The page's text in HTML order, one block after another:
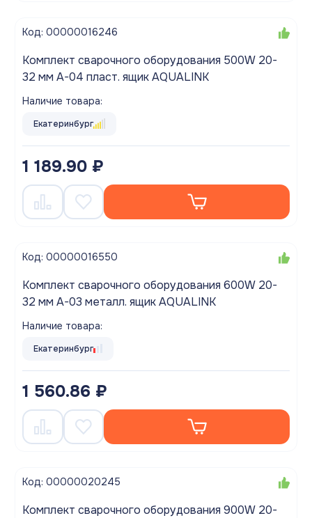
Код: 00000016246
Комплект сварочного оборудования 500W 20-
32 мм A-04 пласт. ящик AQUALINK
Наличие товара:
Екатеринбург
1 189.90 ₽
Код: 00000016550
Комплект сварочного оборудования 600W 20-
32 мм A-03 металл. ящик AQUALINK
Наличие товара:
Екатеринбург
1 560.86 ₽
Код: 00000020245
Комплект сварочного оборудования 900W 20-